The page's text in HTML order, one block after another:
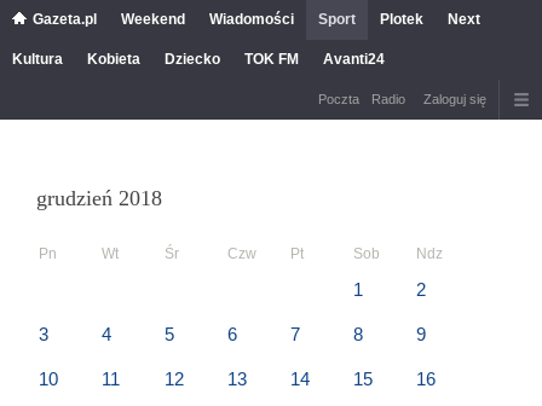
Gazeta.pl Weekend Wiadomości Sport Plotek Next
Kultura Kobieta Dziecko TOK FM Avanti24
Poczta Radio Zaloguj się
grudzień 2018
Pn Wt Śr Czw Pt Sob Ndz
1 2
3 4 5 6 7 8 9
10 11 12 13 14 15 16